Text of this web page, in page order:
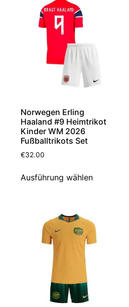
Norwegen Erling
Haaland #9 Heimtrikot
Kinder WM 2026
Fußballtrikots Set
€32.00
Ausführung wählen